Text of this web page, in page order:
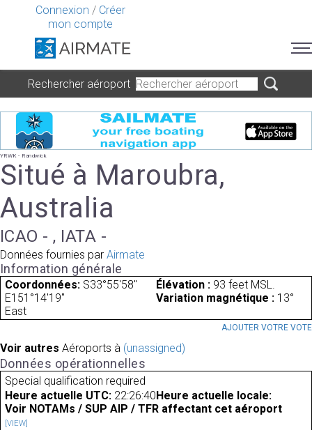
Connexion / Créer
mon compte
Rechercher aéroport
YRWK - Randwick
Situé à Maroubra,
Australia
ICAO - , IATA -
Données fournies par Airmate
Information générale
Coordonnées: S33°55'58"
E151°14'19"
Élévation : 93 feet MSL.
Variation magnétique : 13°
East
AJOUTER VOTRE VOTE
Voir autres Aéroports à (unassigned)
Données opérationnelles
Special qualification required
Heure actuelle UTC: 22:26:40 Heure actuelle locale:
Voir NOTAMs / SUP AIP / TFR affectant cet aéroport
[VIEW]